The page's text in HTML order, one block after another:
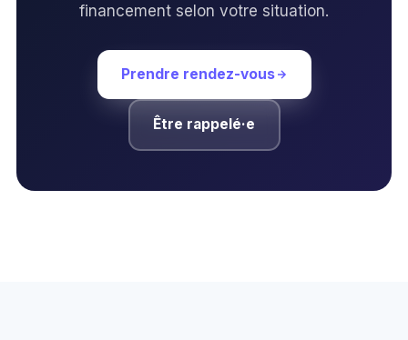
financement selon votre situation.
Prendre rendez-vous
Être rappelé·e